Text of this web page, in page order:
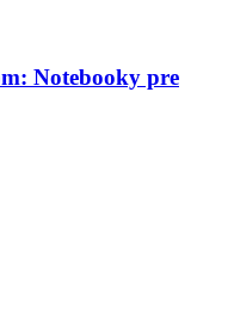
Notebooky pre